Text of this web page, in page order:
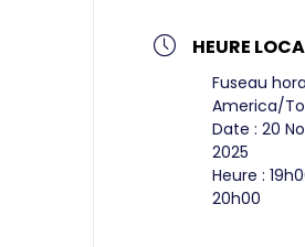
HEURE
Fuseau
America/
Date : 20
2025
Heure :
20h00